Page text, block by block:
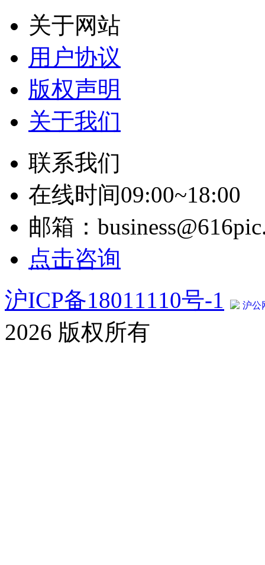
关于网站
用户协议
版权声明
关于我们
联系我们
在线时间09:00~18:00
邮箱：
点击咨询
沪ICP备18011110号-1
沪公
2026 版权所有